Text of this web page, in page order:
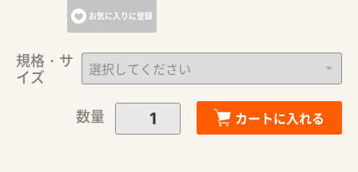
お気に入りに登録
規格・サ
イズ
数量
カートに入れる